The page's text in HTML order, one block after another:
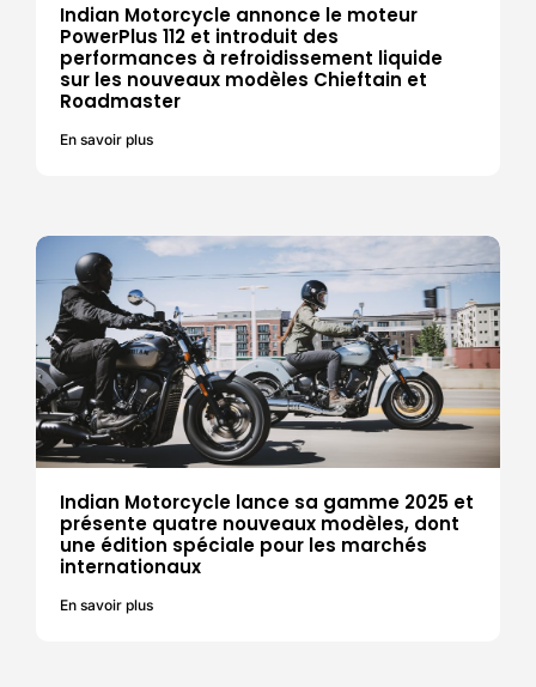
Indian Motorcycle annonce le moteur
PowerPlus 112 et introduit des
performances à refroidissement liquide
sur les nouveaux modèles Chieftain et
Roadmaster
En savoir plus
Indian Motorcycle lance sa gamme 2025 et
présente quatre nouveaux modèles, dont
une édition spéciale pour les marchés
internationaux
En savoir plus